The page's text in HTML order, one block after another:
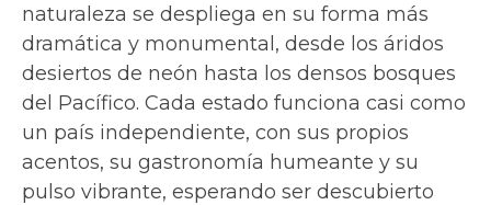
naturaleza se despliega en su forma más
dramática y monumental, desde los áridos
desiertos de neón hasta los densos bosques
del Pacífico. Cada estado funciona casi como
un país independiente, con sus propios
acentos, su gastronomía humeante y su
pulso vibrante, esperando ser descubierto